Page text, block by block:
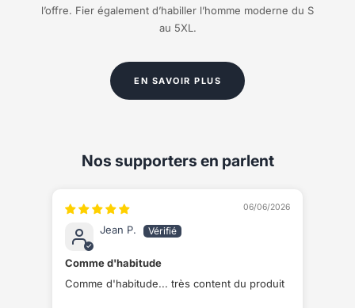
l’offre. Fier également d’habiller l’homme moderne du S
au 5XL.
EN SAVOIR PLUS
Nos supporters en parlent
06/06/2026
Jean P.
Comme d'habitude
Comme d'habitude... très content du produit